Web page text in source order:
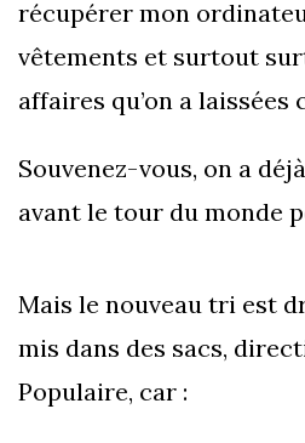
récupérer mon
vêtements et surtout
affaires qu’on a laissées
Souvenez-vous, on a
avant le tour du monde
Mais le nouveau tri est
mis dans des sacs,
Populaire, car :